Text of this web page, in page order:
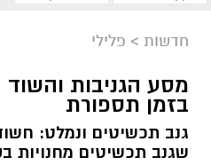
חדשות > פלילי
מסע הגניבות
בזמן תספורת
גנב תכשיטים ונמלט:
שגנב תכשיטים מחנויות